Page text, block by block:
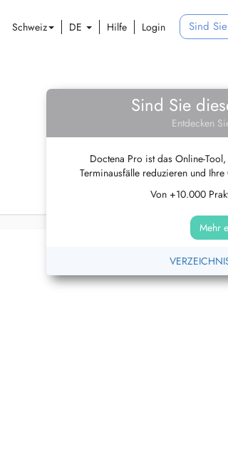
Schweiz DE Hilfe Login Sind
Sind Sie
Entdecken
Doctena Pro ist das Online-
Terminausfälle reduzieren und
Von +10.000
Mehr